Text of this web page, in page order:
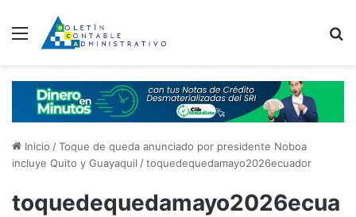
Menú
Inicio /Toque de queda anunciado por presidente Noboa
incluye Quito y Guayaquil /toquedequedamayo2026ecuador
toquedequedamayo2026ecua